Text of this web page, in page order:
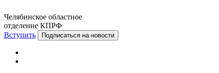
Челябинское областное
отделение КПРФ
Вступить
Подписаться на новости